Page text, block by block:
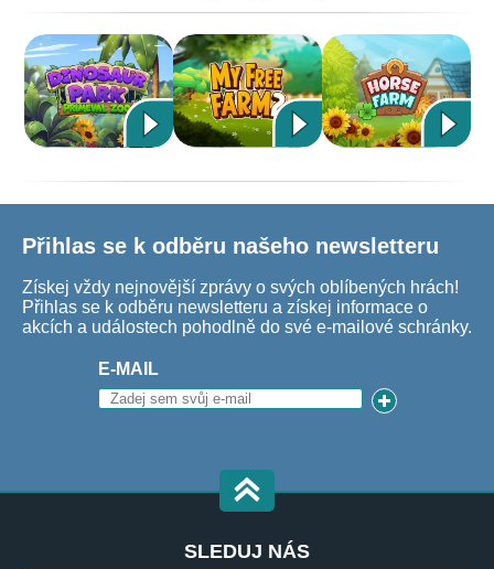
Přihlas se k odběru našeho newsletteru
Získej vždy nejnovější zprávy o svých oblíbených hrách!
Přihlas se k odběru newsletteru a získej informace o
akcích a událostech pohodlně do své e-mailové schránky.
E-MAIL
SLEDUJ NÁS